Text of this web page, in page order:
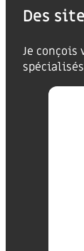
Des
Je conçois